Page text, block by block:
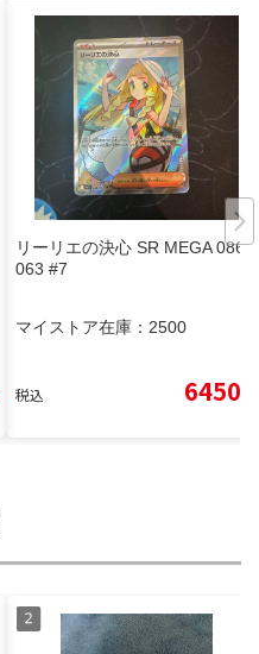
リーリエの決心 SR MEGA 086/
063 #7
マイストア在庫： 2500
税込 6450